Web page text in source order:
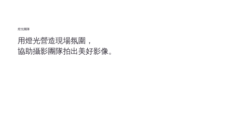
燈光團隊
用燈光營造現場氛圍，
協助攝影團隊拍出美好影像。